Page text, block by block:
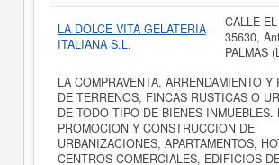
LA DOLCE VITA GELATERIA
ITALIANA S.L.
CALLE
35630,
PALMAS
LA COMPRAVENTA, ARRENDAMIENTO Y
DE TERRENOS, FINCAS RUSTICAS O
DE TODO TIPO DE BIENES INMUEBLES.
PROMOCION Y CONSTRUCCION DE
URBANIZACIONES, APARTAMENTOS,
CENTROS COMERCIALES, EDIFICIOS